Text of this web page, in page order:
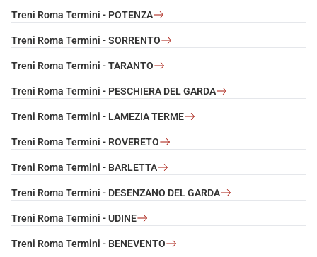
Treni Roma Termini - POTENZA
Treni Roma Termini - SORRENTO
Treni Roma Termini - TARANTO
Treni Roma Termini - PESCHIERA DEL GARDA
Treni Roma Termini - LAMEZIA TERME
Treni Roma Termini - ROVERETO
Treni Roma Termini - BARLETTA
Treni Roma Termini - DESENZANO DEL GARDA
Treni Roma Termini - UDINE
Treni Roma Termini - BENEVENTO